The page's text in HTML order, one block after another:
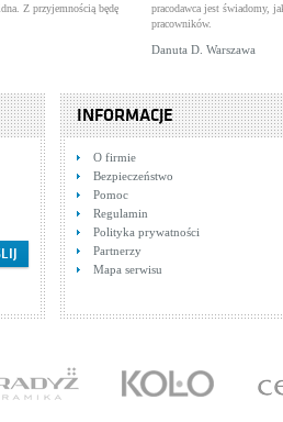
Z przyjemnością będę
pracodawca jest świadomy,
pracowników.
Danuta D. Warszawa
INFORMACJE
O firmie
Bezpieczeństwo
Pomoc
Regulamin
Polityka prywatności
Partnerzy
Mapa serwisu